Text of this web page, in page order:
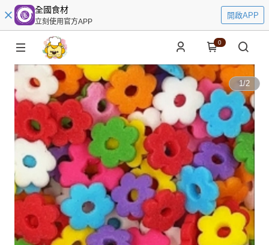
全國食材
立刻使用官方APP
開啟APP
0
1/2